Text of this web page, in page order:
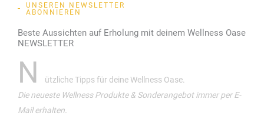
UNSEREN NEWSLETTER
ABONNIEREN
Beste Aussichten auf Erholung mit deinem Wellness Oase
NEWSLETTER
N
ützliche Tipps für deine Wellness Oase.
Die neueste Wellness Produkte & Sonderangebot immer per E-
Mail erhalten.